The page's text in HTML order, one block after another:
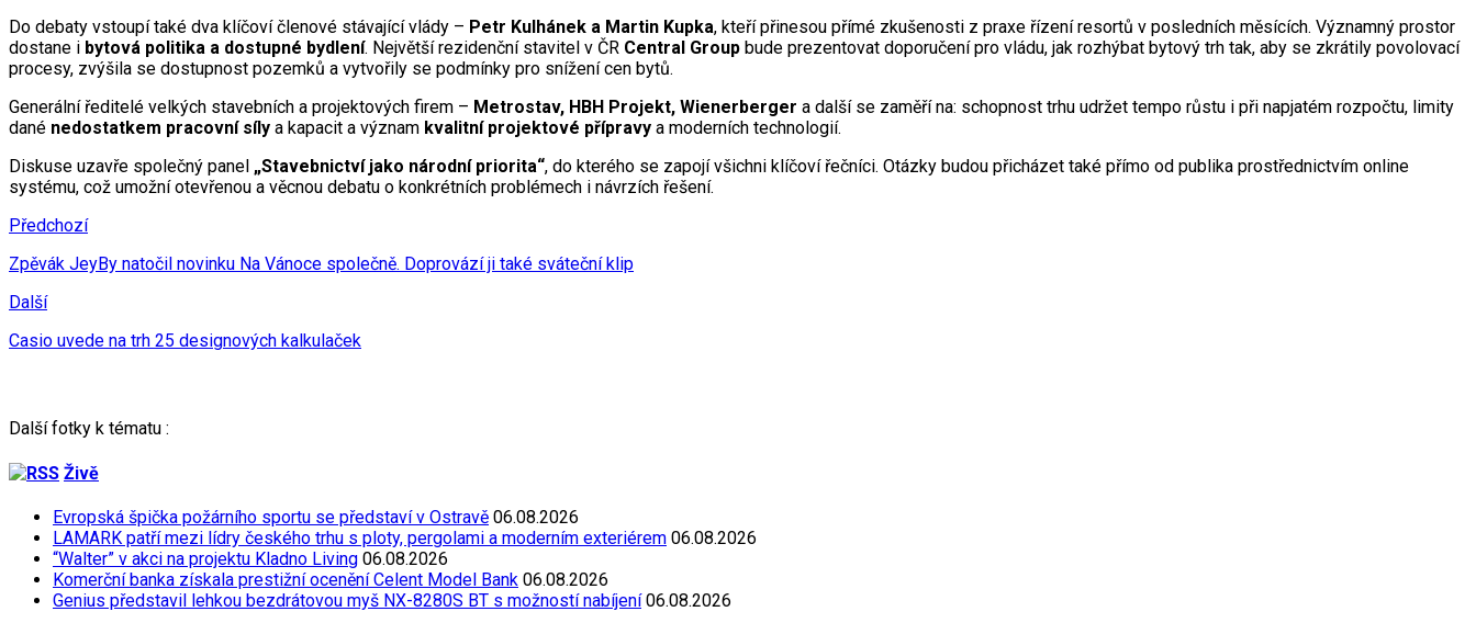
Do debaty vstoupí také dva klíčoví členové stávající vlády – Petr Kulhánek a Martin Kupka, kteří přinesou přímé zkušenosti z praxe řízení resortů v posledních měsících. Významný prostor
dostane i bytová politika a dostupné bydlení. Největší rezidenční stavitel v ČR Central Group bude prezentovat doporučení pro vládu, jak rozhýbat bytový trh tak, aby se zkrátily povolovací
procesy, zvýšila se dostupnost pozemků a vytvořily se podmínky pro snížení cen bytů.
Generální ředitelé velkých stavebních a projektových firem – Metrostav, HBH Projekt, Wienerberger a další se zaměří na: schopnost trhu udržet tempo růstu i při napjatém rozpočtu, limity
dané nedostatkem pracovní síly a kapacit a význam kvalitní projektové přípravy a moderních technologií.
Diskuse uzavře společný panel „Stavebnictví jako národní priorita“, do kterého se zapojí všichni klíčoví řečníci. Otázky budou přicházet také přímo od publika prostřednictvím online
systému, což umožní otevřenou a věcnou debatu o konkrétních problémech i návrzích řešení.
Předchozí
Zpěvák JeyBy natočil novinku Na Vánoce společně. Doprovází ji také sváteční klip
Další
Casio uvede na trh 25 designových kalkulaček
Další fotky k tématu :
Živě
Evropská špička požárního sportu se představí v Ostravě 06.08.2026
LAMARK patří mezi lídry českého trhu s ploty, pergolami a moderním exteriérem 06.08.2026
“Walter” v akci na projektu Kladno Living 06.08.2026
Komerční banka získala prestižní ocenění Celent Model Bank 06.08.2026
Genius představil lehkou bezdrátovou myš NX-8280S BT s možností nabíjení 06.08.2026